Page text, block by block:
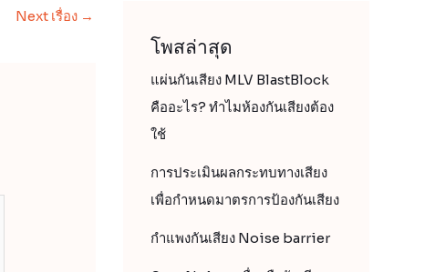
Next เรื่อง →
โพสล่าสุด
แผ่นกันเสียง MLV BlastBlock
คืออะไร? ทำไมห้องกันเสียงต้อง
ใช้
การประเมินผลกระทบทางเสียง
เพื่อกำหนดมาตรการป้องกันเสียง
กำแพงกันเสียง Noise barrier